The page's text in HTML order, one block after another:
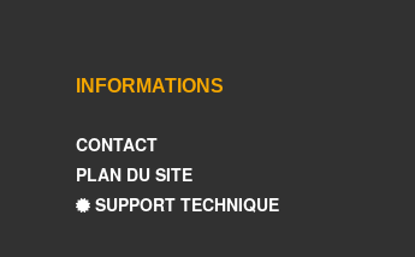
INFORMATIONS
CONTACT
PLAN DU SITE
SUPPORT TECHNIQUE